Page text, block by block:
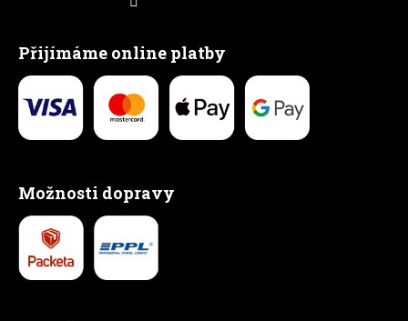
Přijímáme online platby
Možnosti dopravy